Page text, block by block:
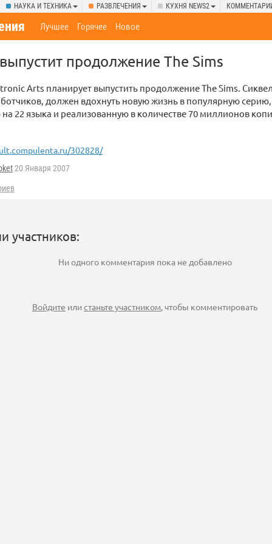
НАУКА И ТЕХНИКА РАЗВЛЕЧЕНИЯ КУХНЯ NEWS2
Лучшее Горячее Новое
продолжение The Sims
Arts планирует выпустить продолжение Thе Sims.
должен вдохнуть новую жизнь в популярную серию,
22 языка и реализованную в количестве 70 миллионов
302828/
20 Января 2007
участников:
Ни одного комментария пока не добавлено
Войдите илистаньте участником, чтобы комментировать